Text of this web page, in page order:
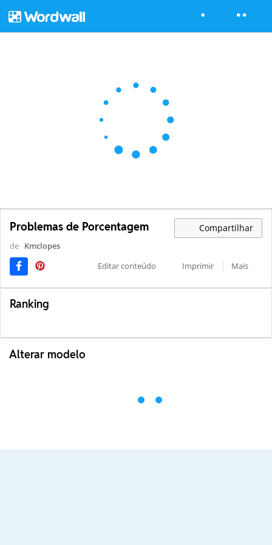
Problemas de Porcentagem Compartilhar
de Kmclopes
Editar conteúdo
Imprimir Mais
Ranking
Alterar modelo